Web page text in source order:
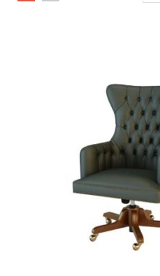
Art&Moble 01001
7